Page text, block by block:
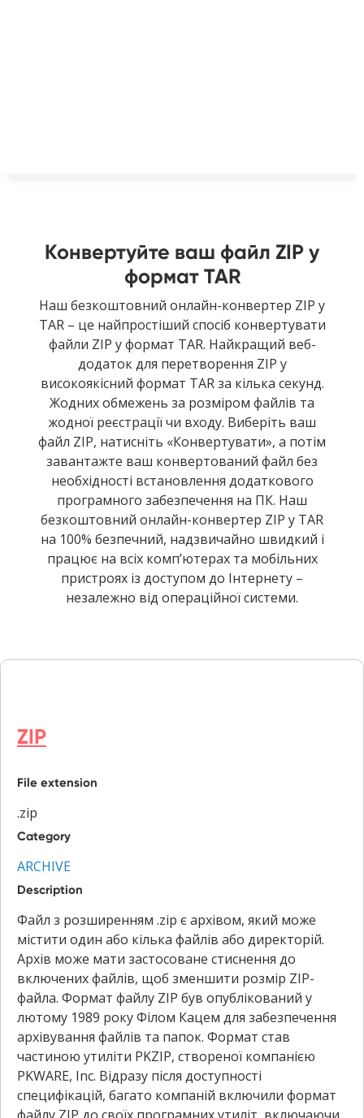
Конвертуйте ваш файл ZIP у
формат TAR
Наш безкоштовний онлайн-конвертер ZIP у
TAR – це найпростіший спосіб конвертувати
файли ZIP у формат TAR. Найкращий веб-
додаток для перетворення ZIP у
високоякісний формат TAR за кілька секунд.
Жодних обмежень за розміром файлів та
жодної реєстрації чи входу. Виберіть ваш
файл ZIP, натисніть «Конвертувати», а потім
завантажте ваш конвертований файл без
необхідності встановлення додаткового
програмного забезпечення на ПК. Наш
безкоштовний онлайн-конвертер ZIP у TAR
на 100% безпечний, надзвичайно швидкий і
працює на всіх комп’ютерах та мобільних
пристроях із доступом до Інтернету –
незалежно від операційної системи.
ZIP
File extension
.zip
Category
ARCHIVE
Description
Файл з розширенням .zip є архівом, який може
містити один або кілька файлів або директорій.
Архів може мати застосоване стиснення до
включених файлів, щоб зменшити розмір ZIP-
файла. Формат файлу ZIP був опублікований у
лютому 1989 року Філом Кацем для забезпечення
архівування файлів та папок. Формат став
частиною утиліти PKZIP, створеної компанією
PKWARE, Inc. Відразу після доступності
специфікацій, багато компаній включили формат
файлу ZIP до своїх програмних утиліт, включаючи